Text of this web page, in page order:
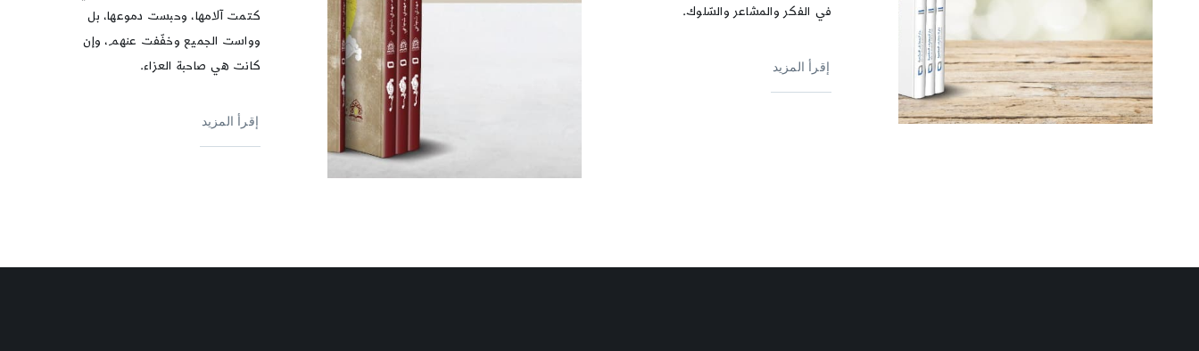
في الفكر والمشاعر والسّلوك.
إقرأ المزيد
كتمت آلامها، وحبست دموعها، بل
وواست الجميع وخفّفت عنهم، وإن
كانت هي صاحبة العزاء.
إقرأ المزيد